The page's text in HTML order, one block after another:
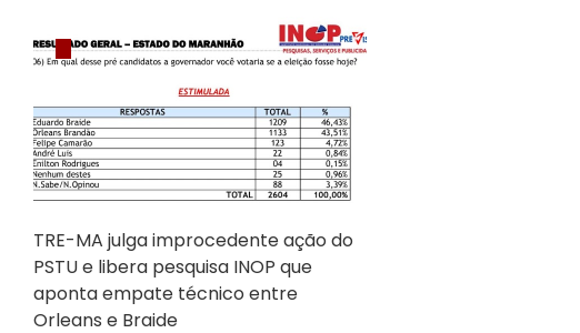
TRE-MA julga improcedente ação do
PSTU e libera pesquisa INOP que
aponta empate técnico entre
Orleans e Braide